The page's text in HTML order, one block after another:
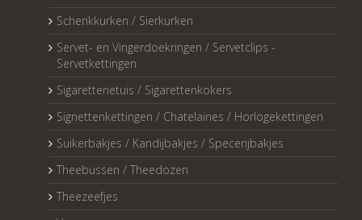
Schenkkurken / Sierkurken
Servet- en Vingerdoekringen / Servetclips -
Servetkettingen
Sigarettenetuis / Sigarettenkokers
Signettenkettingen / Chatelaines / Horlogekettingen
Suikerbakjes / Kandijbakjes / Specerijbakjes
Theebussen / Theedozen
Theezeefjes